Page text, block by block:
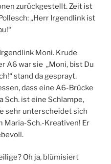
zurückgestellt. Zeit ist
„Herr Irgendlink ist
Moni. Krude
A6 war sie „Moni, bist Du
stand da gesprayt.
dass eine A6-Brücke
Sch. ist eine Schlampe,
sehr unterscheidet sich
Maria-Sch.-Kreativen! Er
Oh ja, blümisiert